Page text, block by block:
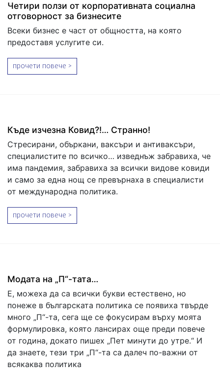
Четири ползи от корпоративната социална
отговорност за бизнесите
Всеки бизнес е част от общността, на която
предоставя услугите си.
прочети повече >
Къде изчезна Ковид?!… Странно!
Стресирани, объркани, ваксъри и антиваксъри,
специалистите по всичко… изведнъж забравиха, че
има пандемия, забравиха за всички видове ковиди
и само за една нощ се превърнаха в специалисти
от международна политика.
прочети повече >
Модата на „П“-тата…
Е, можеха да са всички букви естествено, но
понеже в българската политика се появиха твърде
много „П“-та, сега ще се фокусирам върху моята
формулировка, която лансирах още преди повече
от година, докато пишех „Пет минути до утре.“ И
да знаете, тези три „П“-та са далеч по-важни от
всякаква политика